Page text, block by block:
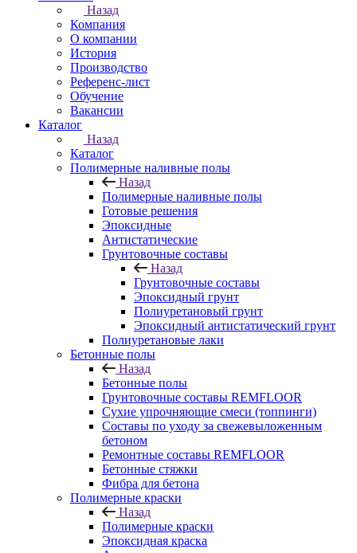
Назад
Компания
О компании
История
Производство
Референс-лист
Обучение
Вакансии
Каталог
Назад
Каталог
Полимерные наливные полы
Назад
Полимерные наливные полы
Готовые решения
Эпоксидные
Антистатические
Грунтовочные составы
Назад
Грунтовочные составы
Эпоксидный грунт
Полиуретановый грунт
Эпоксидный антистатический грунт
Полиуретановые лаки
Бетонные полы
Назад
Бетонные полы
Грунтовочные составы REMFLOOR
Сухие упрочняющие смеси (топпинги)
Составы по уходу за свежевыложенным
бетоном
Ремонтные составы REMFLOOR
Бетонные стяжки
Фибра для бетона
Полимерные краски
Назад
Полимерные краски
Эпоксидная краска